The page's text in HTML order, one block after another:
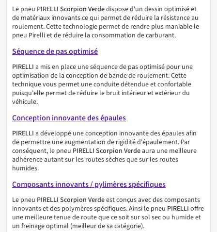
Le pneu PIRELLI Scorpion Verdedispose d'un dessin optimisé et
de matériaux innovants ce qui permet de réduire la résistance au
roulement. Cette technologie permet de rendre plus maniable le
pneu Pirelli et de réduire la consommation de carburant.
Séquence de pas optimisé
PIRELLI a mis en place une séquence de pas optimisé pour une
optimisation de la conception de bande de roulement. Cette
technique vous permet une conduite détendue et confortable
puisqu'elle permet de réduire le bruit intérieur et extérieur du
véhicule.
Conception innovante des épaules
PIRELLI a développé une conception innovante des épaules afin
de permettre une augmentation de rigidité d'épaulement. Par
conséquent, le pneu PIRELLI Scorpion Verdeaura une meilleure
adhérence autant sur les routes sèches que sur les routes
humides.
Composants innovants / pylimères spécifiques
Le pneu PIRELLI Scorpion Verdeest conçus avec des composants
innovants et des polymères spécifiques. Ainsi le pneu PIRELLI offre
une meilleure tenue de route que ce soit sur sol sec ou humide et
un freinage optimal (meilleur de sa catégorie).